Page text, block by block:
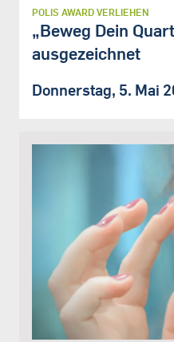
POLIS AWARD VERLIEHEN
„Beweg Dein
ausgezeichnet
Donnerstag, 5. Mai